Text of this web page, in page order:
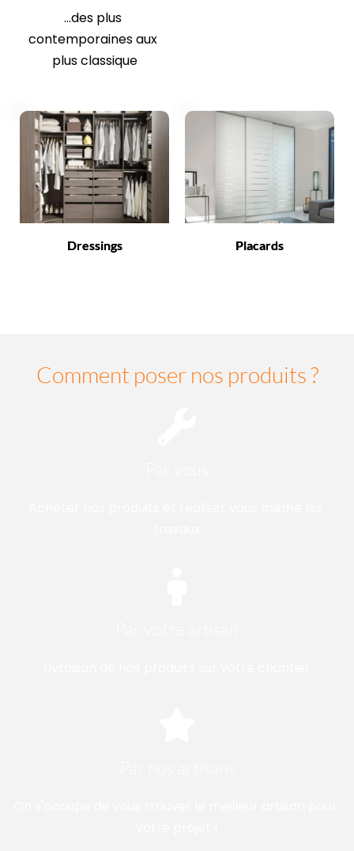
...des plus
contemporaines aux
plus classique
Dressings Placards
Comment poser nos produits ?